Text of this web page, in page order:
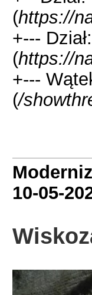
(https://
+---
(https://
+---
(/
10-05-